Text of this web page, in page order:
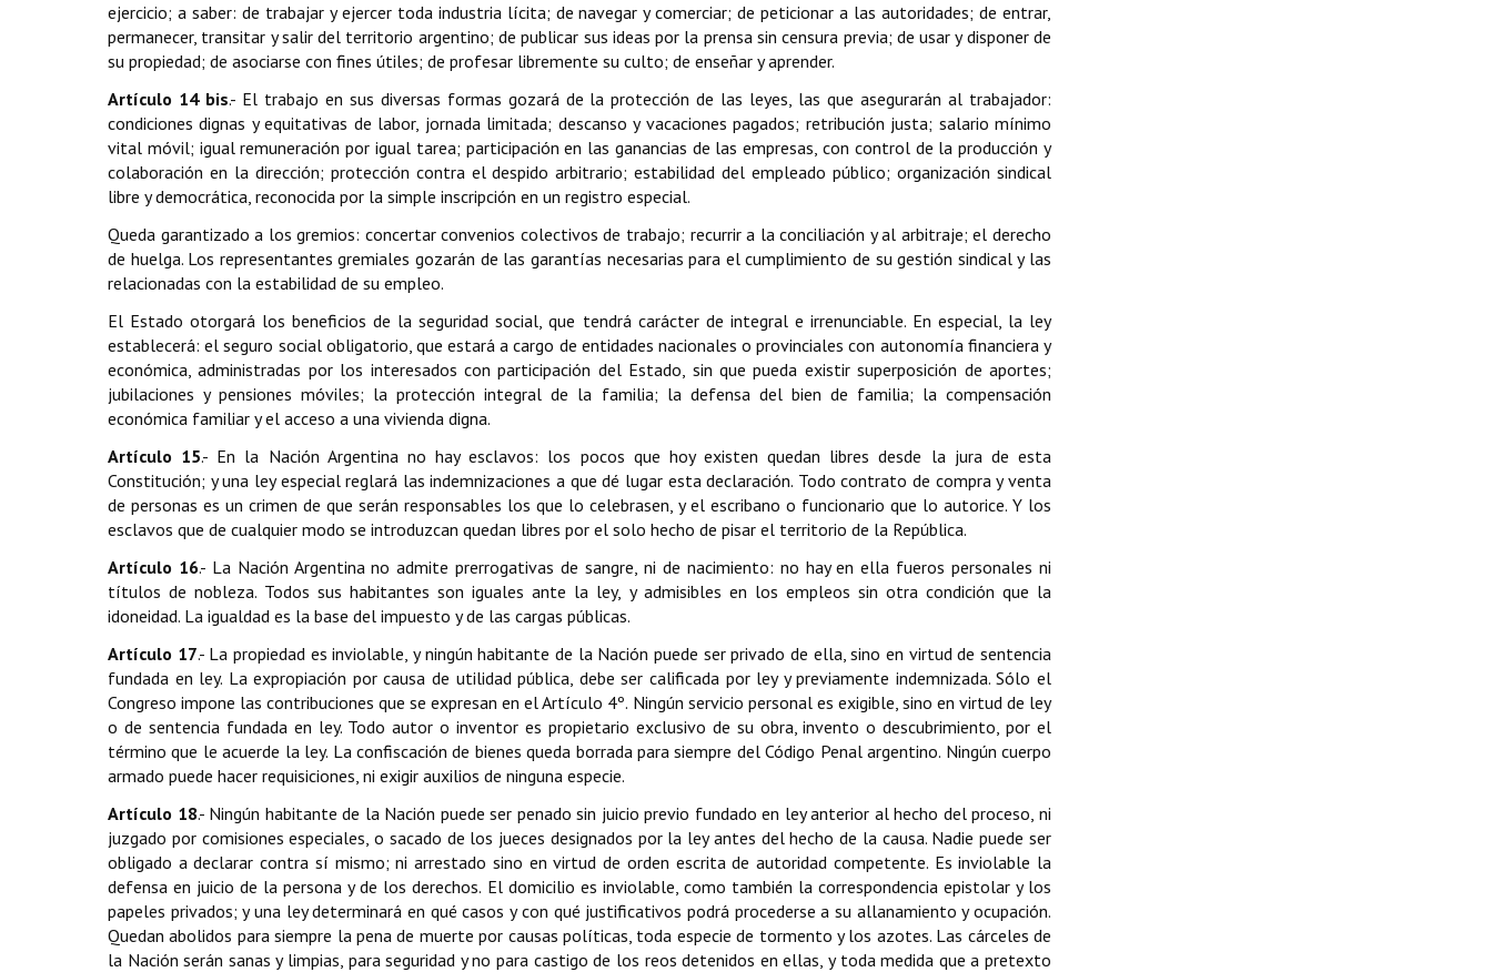
ejercicio; a saber: de trabajar y ejercer toda industria lícita; de navegar y comerciar; de peticionar a las autoridades; de entrar,
permanecer, transitar y salir del territorio argentino; de publicar sus ideas por la prensa sin censura previa; de usar y disponer de
su propiedad; de asociarse con fines útiles; de profesar libremente su culto; de enseñar y aprender.
Artículo 14 bis.- El trabajo en sus diversas formas gozará de la protección de las leyes, las que asegurarán al trabajador:
condiciones dignas y equitativas de labor, jornada limitada; descanso y vacaciones pagados; retribución justa; salario mínimo
vital móvil; igual remuneración por igual tarea; participación en las ganancias de las empresas, con control de la producción y
colaboración en la dirección; protección contra el despido arbitrario; estabilidad del empleado público; organización sindical
libre y democrática, reconocida por la simple inscripción en un registro especial.
Queda garantizado a los gremios: concertar convenios colectivos de trabajo; recurrir a la conciliación y al arbitraje; el derecho
de huelga. Los representantes gremiales gozarán de las garantías necesarias para el cumplimiento de su gestión sindical y las
relacionadas con la estabilidad de su empleo.
El Estado otorgará los beneficios de la seguridad social, que tendrá carácter de integral e irrenunciable. En especial, la ley
establecerá: el seguro social obligatorio, que estará a cargo de entidades nacionales o provinciales con autonomía financiera y
económica, administradas por los interesados con participación del Estado, sin que pueda existir superposición de aportes;
jubilaciones y pensiones móviles; la protección integral de la familia; la defensa del bien de familia; la compensación
económica familiar y el acceso a una vivienda digna.
Artículo 15.- En la Nación Argentina no hay esclavos: los pocos que hoy existen quedan libres desde la jura de esta
Constitución; y una ley especial reglará las indemnizaciones a que dé lugar esta declaración. Todo contrato de compra y venta
de personas es un crimen de que serán responsables los que lo celebrasen, y el escribano o funcionario que lo autorice. Y los
esclavos que de cualquier modo se introduzcan quedan libres por el solo hecho de pisar el territorio de la República.
Artículo 16.- La Nación Argentina no admite prerrogativas de sangre, ni de nacimiento: no hay en ella fueros personales ni
títulos de nobleza. Todos sus habitantes son iguales ante la ley, y admisibles en los empleos sin otra condición que la
idoneidad. La igualdad es la base del impuesto y de las cargas públicas.
Artículo 17.- La propiedad es inviolable, y ningún habitante de la Nación puede ser privado de ella, sino en virtud de sentencia
fundada en ley. La expropiación por causa de utilidad pública, debe ser calificada por ley y previamente indemnizada. Sólo el
Congreso impone las contribuciones que se expresan en el Artículo 4º. Ningún servicio personal es exigible, sino en virtud de ley
o de sentencia fundada en ley. Todo autor o inventor es propietario exclusivo de su obra, invento o descubrimiento, por el
término que le acuerde la ley. La confiscación de bienes queda borrada para siempre del Código Penal argentino. Ningún cuerpo
armado puede hacer requisiciones, ni exigir auxilios de ninguna especie.
Artículo 18.- Ningún habitante de la Nación puede ser penado sin juicio previo fundado en ley anterior al hecho del proceso, ni
juzgado por comisiones especiales, o sacado de los jueces designados por la ley antes del hecho de la causa. Nadie puede ser
obligado a declarar contra sí mismo; ni arrestado sino en virtud de orden escrita de autoridad competente. Es inviolable la
defensa en juicio de la persona y de los derechos. El domicilio es inviolable, como también la correspondencia epistolar y los
papeles privados; y una ley determinará en qué casos y con qué justificativos podrá procederse a su allanamiento y ocupación.
Quedan abolidos para siempre la pena de muerte por causas políticas, toda especie de tormento y los azotes. Las cárceles de
la Nación serán sanas y limpias, para seguridad y no para castigo de los reos detenidos en ellas, y toda medida que a pretexto